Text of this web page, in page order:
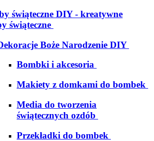
świąteczne DIY - kreatywne
świąteczne
Boże Narodzenie DIY
Bombki i akcesoria
Makiety z domkami do bombek
Media do tworzenia
świątecznych ozdób
Przekładki do bombek